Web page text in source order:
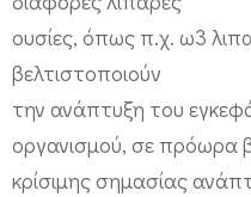
ν
ώ
ν
ουσίες, όπως π.χ. ω3
βελτιστοποιούν
την ανάπτυξη του
οργανισμού, σε πρόωρα
κρίσιμης σημασίας